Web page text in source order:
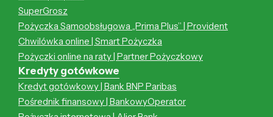
SuperGrosz
Pożyczka Samoobsługowa „Prima Plus” | Provident
Chwilówka online | Smart Pożyczka
Pożyczki online na raty | Partner Pożyczkowy
Kredyty gotówkowe
Kredyt gotówkowy | Bank BNP Paribas
Pośrednik finansowy | BankowyOperator